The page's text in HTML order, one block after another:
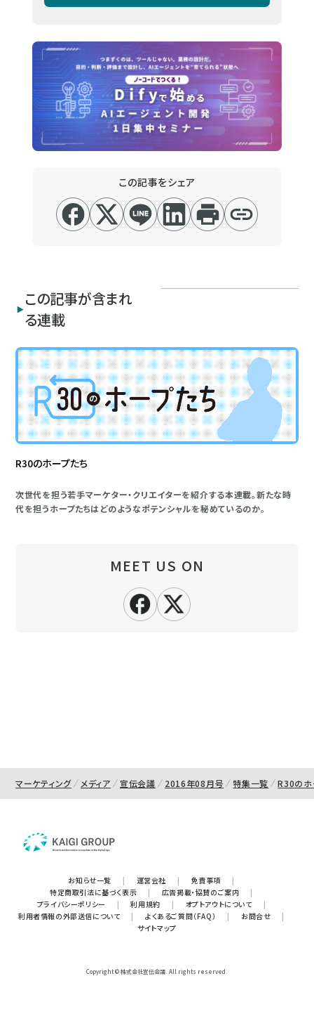
この記事をシェア
この記事が含まれ
る連載
R30のホープたち
次世代を担う若手マーケター・クリエイターを紹介する本連載。新たな時
代を担うホープたちはどのようなポテンシャルを秘めているのか。
MEET US ON
マーケティング メディア 宣伝会議 2016年08月号 特集一覧 R30のホ
お知らせ一覧 | 運営会社 | 免責事項
|
特定商取引法に基づく表示
| 広告掲載・協賛のご案内
|
プライバシーポリシー
| 利用規約 | オプトアウトについて
|
利用者情報の外部送信について
| よくあるご質問（FAQ） | お問合せ
|
サイトマップ
Copyright © 株式会社宣伝会議. All rights reserved.